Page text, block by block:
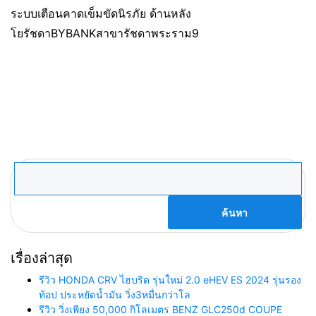
ระบบเตือนคาดเข็มขัดนิรภัย ด้านหลัง
โยรัชดาBYBANKสาขารัชดาพระราม9
ค้นหา
เรื่องล่าสุด
รีวิว HONDA CRV ไฮบริด รุ่นใหม่ 2.0 eHEV ES 2024 รุ่นรอง
ท้อป ประหยัดน้ำมัน วิ่ง3หมื่นกว่าโล
รีวิว วิ่งเพียง 50,000 กิโลเมตร BENZ GLC250d COUPE